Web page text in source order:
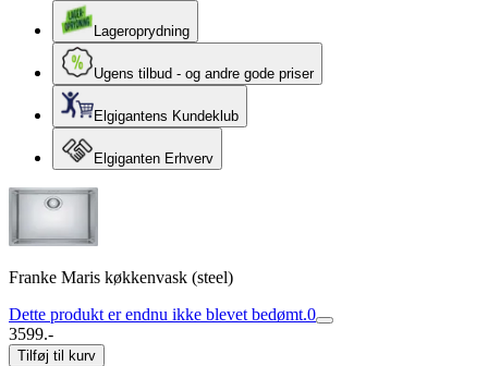
Lageroprydning
Ugens tilbud - og andre gode priser
Elgigantens Kundeklub
Elgiganten Erhverv
Franke Maris køkkenvask (steel)
Dette produkt er endnu ikke blevet bedømt.0
3599.-
Tilføj til kurv